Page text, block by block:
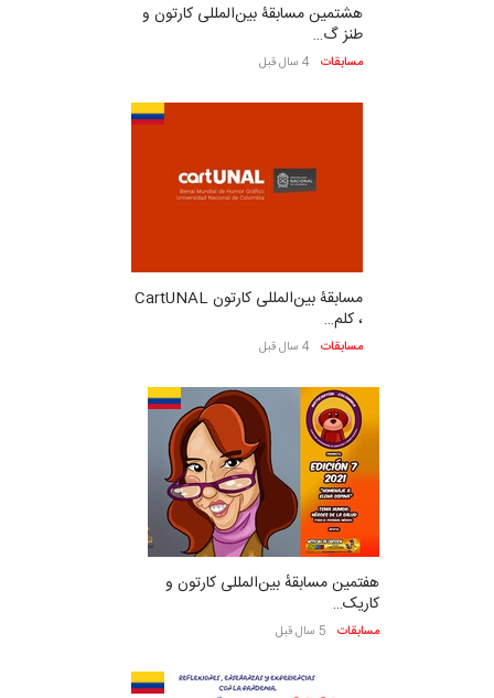
هشتمین مسابقۀ بین‌المللی کارتون و
طنز گ…
مسابقات 4 سال قبل
مسابقۀ بین‌المللی کارتون CartUNAL
، کلم…
مسابقات 4 سال قبل
هفتمین مسابقهٔ بین‌المللی کارتون و
کاریک…
مسابقات 5 سال قبل